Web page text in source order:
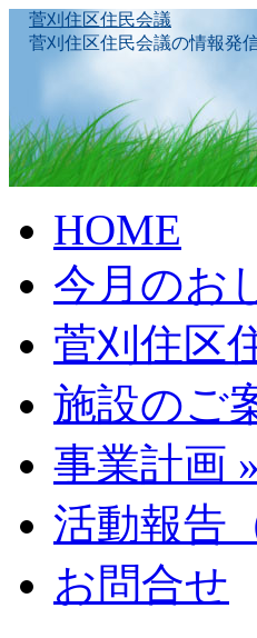
菅刈住区住民会議
菅刈住区住民会議の情報発
to
contentHOME
今月のお
菅刈住区
施設のご
事業計画 »
活動報告
お問合せ